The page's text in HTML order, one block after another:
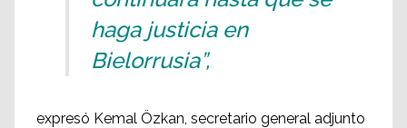
haga justicia en
Bielorrusia”,
expresó Kemal Özkan, secretario general adjunto